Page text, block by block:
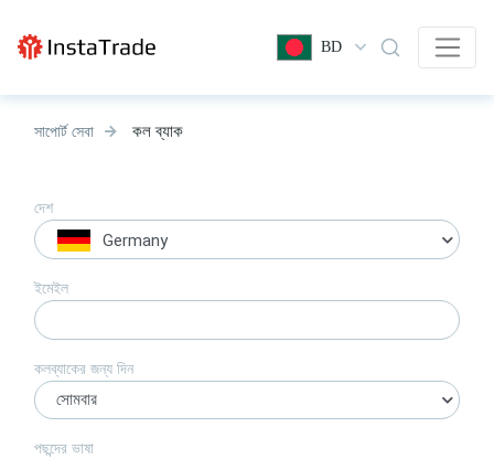
BD
সাপোর্ট সেবা কল ব্যাক
দেশ
Germany
ইমেইল
কলব্যাকের জন্য দিন
সোমবার
পছন্দের ভাষা